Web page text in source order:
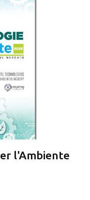
l'Ambiente